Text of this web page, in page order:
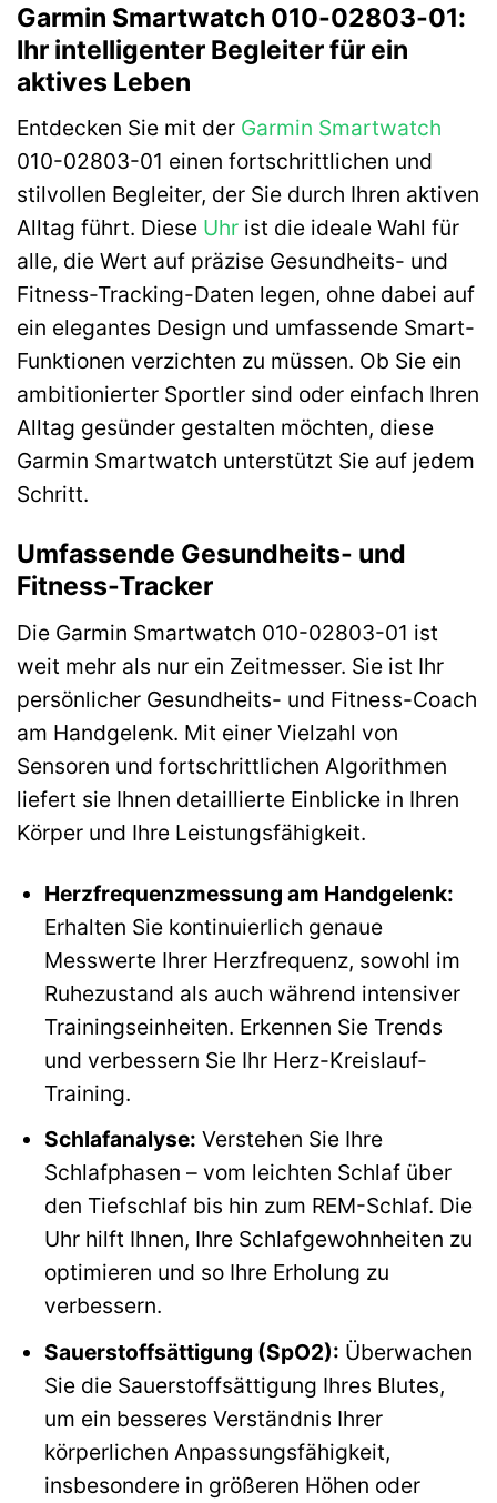
Garmin Smartwatch 010-02803-01:
Ihr intelligenter Begleiter für ein
aktives Leben
Entdecken Sie mit der Garmin Smartwatch
010-02803-01 einen fortschrittlichen und
stilvollen Begleiter, der Sie durch Ihren aktiven
Alltag führt. Diese Uhr ist die ideale Wahl für
alle, die Wert auf präzise Gesundheits- und
Fitness-Tracking-Daten legen, ohne dabei auf
ein elegantes Design und umfassende Smart-
Funktionen verzichten zu müssen. Ob Sie ein
ambitionierter Sportler sind oder einfach Ihren
Alltag gesünder gestalten möchten, diese
Garmin Smartwatch unterstützt Sie auf jedem
Schritt.
Umfassende Gesundheits- und
Fitness-Tracker
Die Garmin Smartwatch 010-02803-01 ist
weit mehr als nur ein Zeitmesser. Sie ist Ihr
persönlicher Gesundheits- und Fitness-Coach
am Handgelenk. Mit einer Vielzahl von
Sensoren und fortschrittlichen Algorithmen
liefert sie Ihnen detaillierte Einblicke in Ihren
Körper und Ihre Leistungsfähigkeit.
Herzfrequenzmessung am Handgelenk:
Erhalten Sie kontinuierlich genaue
Messwerte Ihrer Herzfrequenz, sowohl im
Ruhezustand als auch während intensiver
Trainingseinheiten. Erkennen Sie Trends
und verbessern Sie Ihr Herz-Kreislauf-
Training.
Schlafanalyse: Verstehen Sie Ihre
Schlafphasen – vom leichten Schlaf über
den Tiefschlaf bis hin zum REM-Schlaf. Die
Uhr hilft Ihnen, Ihre Schlafgewohnheiten zu
optimieren und so Ihre Erholung zu
verbessern.
Sauerstoffsättigung (SpO2): Überwachen
Sie die Sauerstoffsättigung Ihres Blutes,
um ein besseres Verständnis Ihrer
körperlichen Anpassungsfähigkeit,
insbesondere in größeren Höhen oder